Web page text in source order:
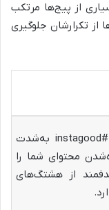
از پیج‌ها مرتکب
از تکرارشان جلوگیری
هشتگ‌هایی مانند #love یا #instagood به‌شدت
محتوای شما را
از هشتگ‌های